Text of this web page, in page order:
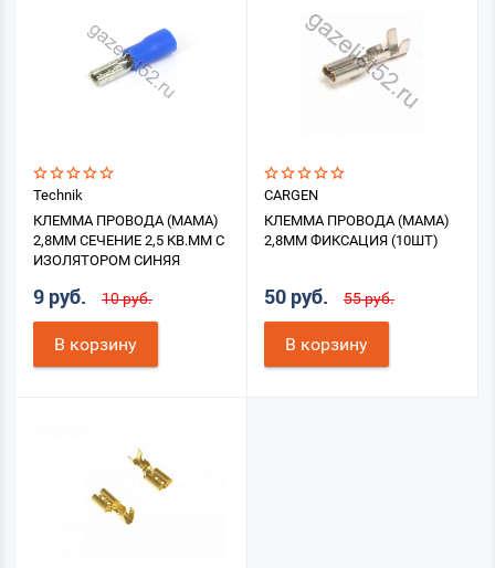
Technik
КЛЕММА ПРОВОДА (МАМА)
2,8ММ СЕЧЕНИЕ 2,5 КВ.ММ С
ИЗОЛЯТОРОМ СИНЯЯ
9 руб. 10 руб.
В корзину
CARGEN
КЛЕММА ПРОВОДА (МАМА)
2,8ММ ФИКСАЦИЯ (10ШТ)
50 руб. 55 руб.
В корзину